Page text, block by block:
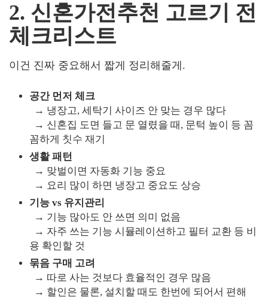
2. 신혼가전추천 고르기 전
체크리스트
이건 진짜 중요해서 짧게 정리해줄게.
공간 먼저 체크
→ 냉장고, 세탁기 사이즈 안 맞는 경우 많다
→ 신혼집 도면 들고 문 열렸을 때, 문턱 높이 등 꼼
꼼하게 칫수 재기
생활 패턴
→ 맞벌이면 자동화 기능 중요
→ 요리 많이 하면 냉장고 중요도 상승
기능 vs 유지관리
→ 기능 많아도 안 쓰면 의미 없음
→ 자주 쓰는 기능 시뮬레이션하고 필터 교환 등 비
용 확인할 것
묶음 구매 고려
→ 따로 사는 것보다 효율적인 경우 많음
→ 할인은 물론, 설치할 때도 한번에 되어서 편해